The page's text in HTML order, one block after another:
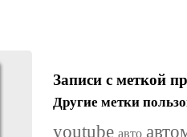
Записи с меткой
Другие метки
youtube авто